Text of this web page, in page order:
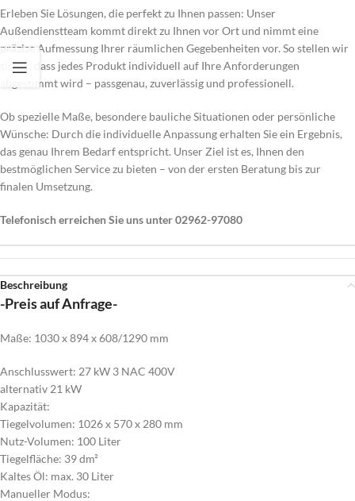
Erleben Sie Lösungen, die perfekt zu Ihnen passen: Unser
Außendienstteam kommt direkt zu Ihnen vor Ort und nimmt eine
präzise Aufmessung Ihrer räumlichen Gegebenheiten vor. So stellen wir
sicher, dass jedes Produkt individuell auf Ihre Anforderungen
abgestimmt wird – passgenau, zuverlässig und professionell.
Ob spezielle Maße, besondere bauliche Situationen oder persönliche
Wünsche: Durch die individuelle Anpassung erhalten Sie ein Ergebnis,
das genau Ihrem Bedarf entspricht. Unser Ziel ist es, Ihnen den
bestmöglichen Service zu bieten – von der ersten Beratung bis zur
finalen Umsetzung.
Telefonisch erreichen Sie uns unter 02962-97080
Beschreibung
-Preis auf Anfrage-
Maße: 1030 x 894 x 608/1290 mm
Anschlusswert: 27 kW 3 NAC 400V
alternativ 21 kW
Kapazität:
Tiegelvolumen: 1026 x 570 x 280 mm
Nutz-Volumen: 100 Liter
Tiegelfläche: 39 dm²
Kaltes Öl: max. 30 Liter
Manueller Modus: